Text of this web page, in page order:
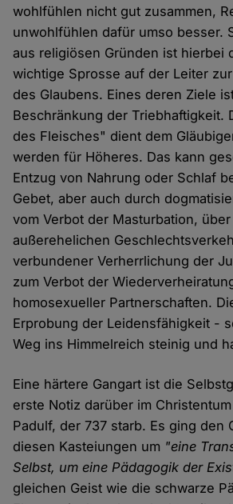
wohlfühlen nicht gut zusammen,
unwohlfühlen dafür umso besser.
aus religiösen Gründen ist hierbei
wichtige Sprosse auf der Leiter
des Glaubens. Eines deren Ziele
Beschränkung der Triebhaftigkeit.
des Fleisches" dient dem
werden für Höheres. Das kann
Entzug von Nahrung oder Schlaf
Gebet, aber auch durch
vom Verbot der Masturbation,
außerehelichen
verbundener Verherrlichung der
zum Verbot der
homosexueller Partnerschaften.
Erprobung der Leidensfähigkeit -
Weg ins Himmelreich steinig und
Eine härtere Gangart ist die
erste Notiz darüber im
Padulf, der 737 starb. Es ging den
diesen Kasteiungen um "eine
Selbst, um eine Pädagogik der
gleichen Geist wie die schwarze